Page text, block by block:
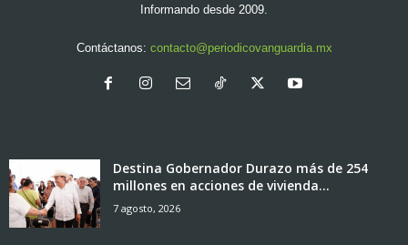
Informando desde 2009.
Contáctanos: contacto@periodicovanguardia.mx
Destina Gobernador Durazo más de 254
millones en acciones de vivienda...
7 agosto, 2026